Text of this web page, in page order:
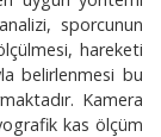
sporcunun
hareketi
belirlenmesi bu
Kamera
kas ölçüm